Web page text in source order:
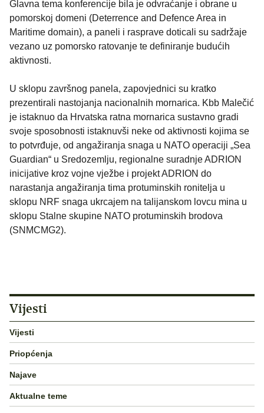
Glavna tema konferencije bila je odvraćanje i obrane u
pomorskoj domeni (Deterrence and Defence Area in
Maritime domain), a paneli i rasprave doticali su sadržaje
vezano uz pomorsko ratovanje te definiranje budućih
aktivnosti.
U sklopu završnog panela, zapovjednici su kratko
prezentirali nastojanja nacionalnih mornarica. Kbb Malečić
je istaknuo da Hrvatska ratna mornarica sustavno gradi
svoje sposobnosti istaknuvši neke od aktivnosti kojima se
to potvrđuje, od angažiranja snaga u NATO operaciji „Sea
Guardian“ u Sredozemlju, regionalne suradnje ADRION
inicijative kroz vojne vježbe i projekt ADRION do
narastanja angažiranja tima protuminskih ronitelja u
sklopu NRF snaga ukrcajem na talijanskom lovcu mina u
sklopu Stalne skupine NATO protuminskih brodova
(SNMCMG2).
Vijesti
Vijesti
Priopćenja
Najave
Aktualne teme